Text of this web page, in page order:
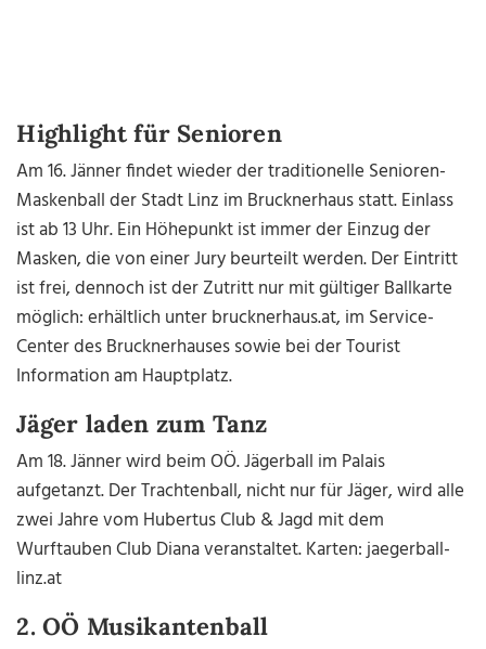
Highlight für Senioren
Am 16. Jänner findet wieder der traditionelle Senioren-
Maskenball der Stadt Linz im Brucknerhaus statt. Einlass
ist ab 13 Uhr. Ein Höhepunkt ist immer der Einzug der
Masken, die von einer Jury beurteilt werden. Der Eintritt
ist frei, dennoch ist der Zutritt nur mit gültiger Ballkarte
möglich: erhältlich unter brucknerhaus.at, im Service-
Center des Brucknerhauses sowie bei der Tourist
Information am Hauptplatz.
Jäger laden zum Tanz
Am 18. Jänner wird beim OÖ. Jägerball im Palais
aufgetanzt. Der Trachtenball, nicht nur für Jäger, wird alle
zwei Jahre vom Hubertus Club & Jagd mit dem
Wurftauben Club Diana veranstaltet. Karten: jaegerball-
linz.at
2. OÖ Musikantenball